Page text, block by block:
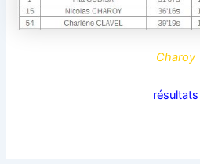
Charoy
résultats